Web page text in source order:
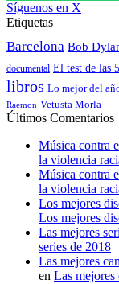
Síguenos en X
Etiquetas
Barcelona Bob
documental El test de las 5
libros Lo mejor del
Raemon Vetusta Morla
Últimos Comentarios
Música contra
la violencia
Música contra
la violencia
Los mejores
Los mejores
Las mejores
series de 2018
Las mejores
en Las mejores